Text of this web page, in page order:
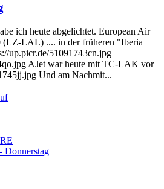
ich heute abgelichtet. European Air
(LZ-LAL) .... in der früheren "Iberia
up.picr.de/51091743cn.jpg
AJet war heute mit TC-LAK vor
Und am Nachmit...
Donnerstag